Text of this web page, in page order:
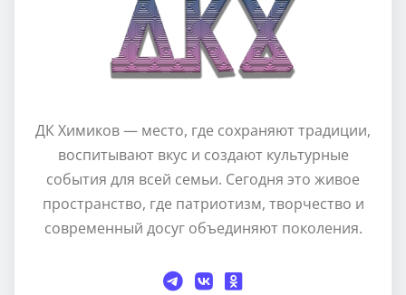
ДК Химиков — место, где сохраняют традиции,
воспитывают вкус и создают культурные
события для всей семьи. Сегодня это живое
пространство, где патриотизм, творчество и
современный досуг объединяют поколения.